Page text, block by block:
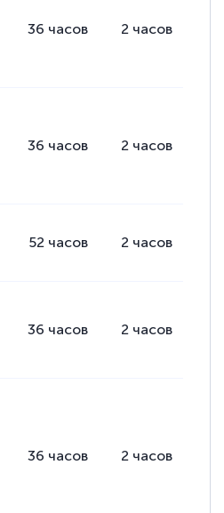
36 часов 2 часов
36 часов 2 часов
52 часов 2 часов
36 часов 2 часов
36 часов 2 часов